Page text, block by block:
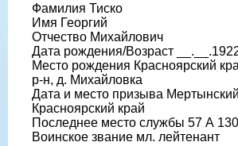
Фамилия Тиско
Имя Георгий
Отчество Михайлович
Дата рождения/Возраст
Место рождения Красноярский
р-н, д. Михайловка
Дата и место призыва
Красноярский край
Последнее место службы 57 А
Воинское звание мл. лейтенант